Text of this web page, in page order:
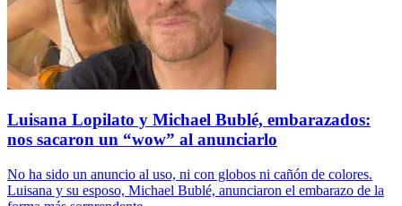
Luisana Lopilato y Michael Bublé, embarazados:
nos sacaron un “wow” al anunciarlo
No ha sido un anuncio al uso, ni con globos ni cañón de colores.
Luisana y su esposo, Michael Bublé, anunciaron el embarazo de la